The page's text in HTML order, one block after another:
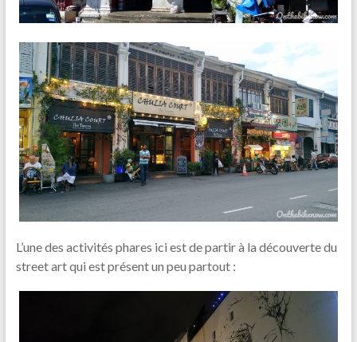
L’une des activités phares ici est de partir à la découverte du
street art qui est présent un peu partout :